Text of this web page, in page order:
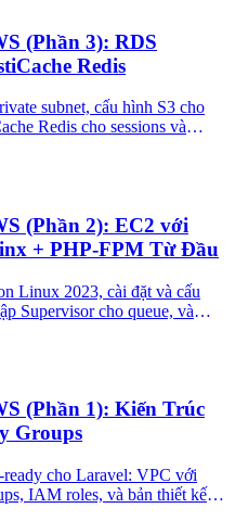
(Phần 3): RDS
Redis
subnet, cấu hình S3 cho
Redis cho sessions và
(Phần 2): EC2 với
+ PHP-FPM Từ Đầu
Linux 2023, cài đặt và cấu
Supervisor cho queue, và
(Phần 1): Kiến Trúc
Groups
cho Laravel: VPC với
IAM roles, và bản thiết kế